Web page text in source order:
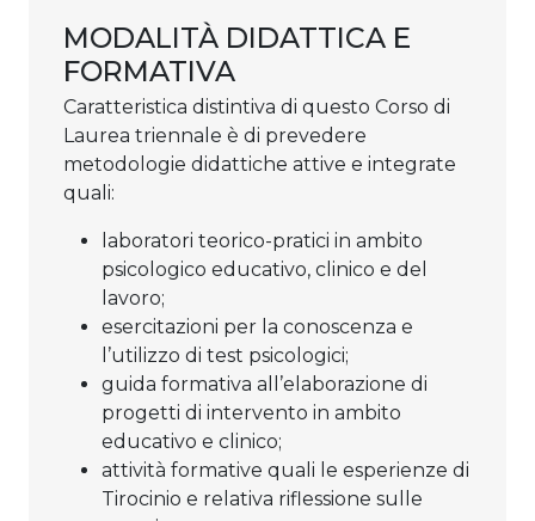
MODALITÀ DIDATTICA E
FORMATIVA
Caratteristica distintiva di questo Corso di
Laurea triennale è di prevedere
metodologie didattiche attive e integrate
quali:
laboratori teorico-pratici in ambito
psicologico educativo, clinico e del
lavoro;
esercitazioni per la conoscenza e
l’utilizzo di test psicologici;
guida formativa all’elaborazione di
progetti di intervento in ambito
educativo e clinico;
attività formative quali le esperienze di
Tirocinio e relativa riflessione sulle